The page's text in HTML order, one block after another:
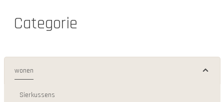
Categorie
wonen
Sierkussens